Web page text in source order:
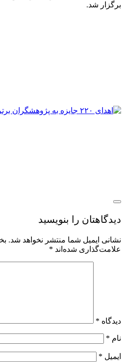
شد.
را بنویسید
ایمیل شما منتشر نخواهد شد.
شده‌اند*
*
*
*